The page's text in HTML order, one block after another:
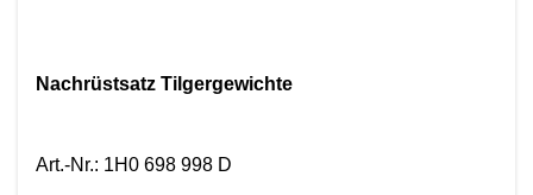
Nachrüstsatz Tilgergewichte
Art.-Nr.: 1H0 698 998 D